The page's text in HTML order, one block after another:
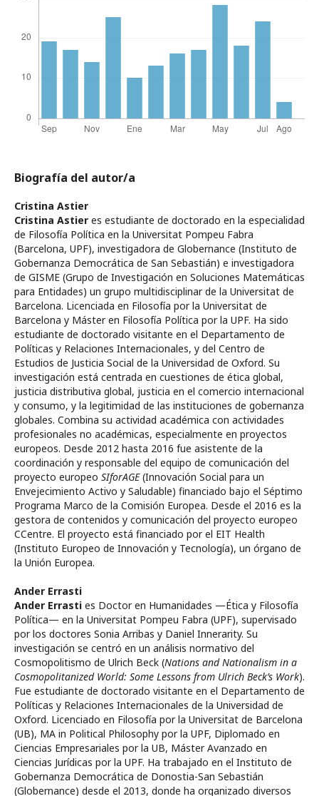
Biografía del autor/a
Cristina Astier
Cristina Astier es estudiante de doctorado en la especialidad
de Filosofía Política en la Universitat Pompeu Fabra
(Barcelona, UPF), investigadora de Globernance (Instituto de
Gobernanza Democrática de San Sebastián) e investigadora
de GISME (Grupo de Investigación en Soluciones Matemáticas
para Entidades) un grupo multidisciplinar de la Universitat de
Barcelona. Licenciada en Filosofía por la Universitat de
Barcelona y Máster en Filosofía Política por la UPF. Ha sido
estudiante de doctorado visitante en el Departamento de
Políticas y Relaciones Internacionales, y del Centro de
Estudios de Justicia Social de la Universidad de Oxford. Su
investigación está centrada en cuestiones de ética global,
justicia distributiva global, justicia en el comercio internacional
y consumo, y la legitimidad de las instituciones de gobernanza
globales. Combina su actividad académica con actividades
profesionales no académicas, especialmente en proyectos
europeos. Desde 2012 hasta 2016 fue asistente de la
coordinación y responsable del equipo de comunicación del
proyecto europeo SIforAGE(Innovación Social para un
Envejecimiento Activo y Saludable) financiado bajo el Séptimo
Programa Marco de la Comisión Europea. Desde el 2016 es la
gestora de contenidos y comunicación del proyecto europeo
CCentre. El proyecto está financiado por el EIT Health
(Instituto Europeo de Innovación y Tecnología), un órgano de
la Unión Europea.
Ander Errasti
Ander Errasti es Doctor en Humanidades —Ética y Filosofía
Política— en la Universitat Pompeu Fabra (UPF), supervisado
por los doctores Sonia Arribas y Daniel Innerarity. Su
investigación se centró en un análisis normativo del
Cosmopolitismo de Ulrich Beck (Nations and Nationalism in a
Cosmopolitanized World: Some Lessons from Ulrich Beck’s Work).
Fue estudiante de doctorado visitante en el Departamento de
Políticas y Relaciones Internacionales de la Universidad de
Oxford. Licenciado en Filosofía por la Universitat de Barcelona
(UB), MA in Political Philosophy por la UPF, Diplomado en
Ciencias Empresariales por la UB, Máster Avanzado en
Ciencias Jurídicas por la UPF. Ha trabajado en el Instituto de
Gobernanza Democrática de Donostia-San Sebastián
(Globernance) desde el 2013, donde ha organizado diversos